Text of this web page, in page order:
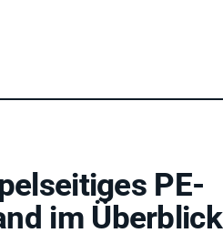
PE-
im Überblick